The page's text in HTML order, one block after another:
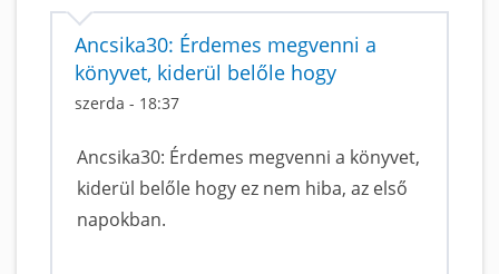
Ancsika30: Érdemes megvenni a
könyvet, kiderül belőle hogy
szerda - 18:37
Ancsika30: Érdemes megvenni a könyvet,
kiderül belőle hogy ez nem hiba, az első
napokban.